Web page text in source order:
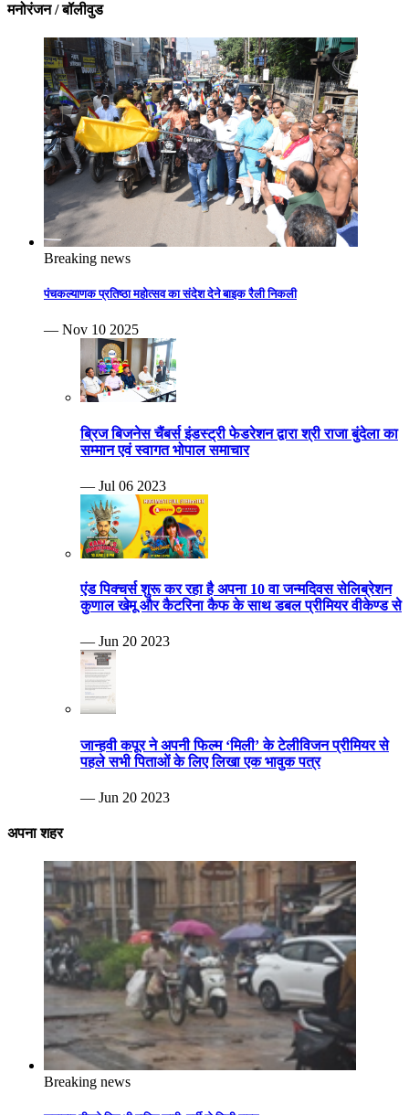
मनोरंजन / बॉलीवुड
Breaking news
पंचकल्याणक प्रतिष्ठा महोत्सव का संदेश देने बाइक रैली निकली
— Nov 10 2025
ब्रिज बिजनेस चैंबर्स इंडस्ट्री फेडरेशन द्वारा श्री राजा बुंदेला का
सम्मान एवं स्वागत भोपाल समाचार
— Jul 06 2023
एंड पिक्चर्स शुरू कर रहा है अपना 10 वा जन्मदिवस सेलिब्रेशन
कुणाल खेमू और कैटरिना कैफ के साथ डबल प्रीमियर वीकेण्ड से
— Jun 20 2023
जान्हवी कपूर ने अपनी फिल्म ‘मिली’ के टेलीविजन प्रीमियर से
पहले सभी पिताओं के लिए लिखा एक भावुक पत्र
— Jun 20 2023
अपना शहर
Breaking news